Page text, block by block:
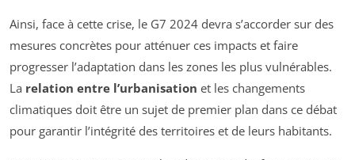
Ainsi, face à cette crise, le G7 2024 devra s’accorder sur des
mesures concrètes pour atténuer ces impacts et faire
progresser l’adaptation dans les zones les plus vulnérables.
La relation entre l’urbanisation et les changements
climatiques doit être un sujet de premier plan dans ce débat
pour garantir l’intégrité des territoires et de leurs habitants.